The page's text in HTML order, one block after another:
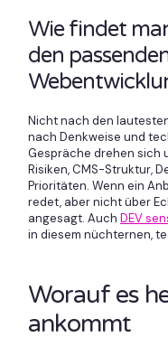
Wie findet
den
Nicht nach den
nach Denkweise und
Gespräche drehen sich
Risiken, CMS-Struktur,
Prioritäten. Wenn ein
redet, aber nicht über
angesagt. Auch DEV
in diesem nüchternen,
Worauf es
ankommt